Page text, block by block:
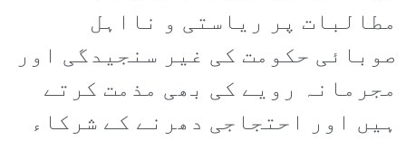
مطالبات پر ریاستی و نااہل
صوبائی حکومت کی غیر سنجیدگی اور
مجرمانہ رویے کی بھی مذمت کرتے
ہیں اور احتجاجی دھرنے کے شرکاء